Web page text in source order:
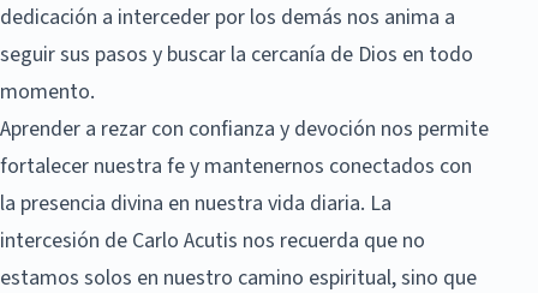
dedicación a interceder por los demás nos anima a
seguir sus pasos y buscar la cercanía de Dios en todo
momento.
Aprender a rezar con confianza y devoción nos permite
fortalecer nuestra fe y mantenernos conectados con
la presencia divina en nuestra vida diaria. La
intercesión de Carlo Acutis nos recuerda que no
estamos solos en nuestro camino espiritual, sino que